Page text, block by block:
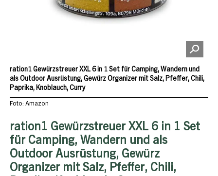
ration1 Gewürzstreuer XXL 6 in 1 Set für Camping, Wandern und
als Outdoor Ausrüstung, Gewürz Organizer mit Salz, Pfeffer, Chili,
Paprika, Knoblauch, Curry
Foto: Amazon
ration1 Gewürzstreuer XXL 6 in 1 Set
für Camping, Wandern und als
Outdoor Ausrüstung, Gewürz
Organizer mit Salz, Pfeffer, Chili,